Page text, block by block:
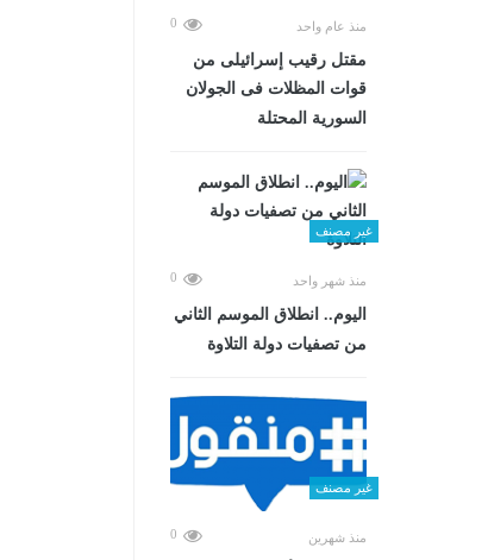
منذ عام واحد 0
مقتل رقيب إسرائيلى من
قوات المظلات فى الجولان
السورية المحتلة
غير مصنف
منذ شهر واحد 0
اليوم.. انطلاق الموسم الثاني
من تصفيات دولة التلاوة
غير مصنف
منذ شهرين 0